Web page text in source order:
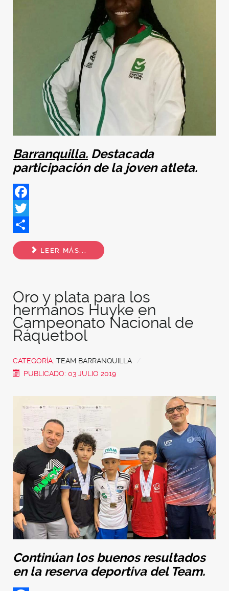
Barranquilla. Destacada
participación de la joven atleta.
Facebook
Twitter
Share
LEER MÁS...
Oro y plata para los
hermanos Huyke en
Campeonato Nacional de
Ráquetbol
CATEGORÍA: TEAM BARRANQUILLA
PUBLICADO: 03 JULIO 2019
Continúan los buenos resultados
en la reserva deportiva del Team.